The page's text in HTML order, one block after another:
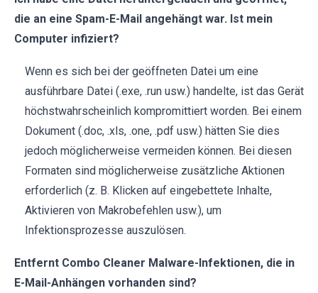
die an eine Spam-E-Mail angehängt war. Ist mein
Computer infiziert?
Wenn es sich bei der geöffneten Datei um eine
ausführbare Datei (.exe, .run usw.) handelte, ist das Gerät
höchstwahrscheinlich kompromittiert worden. Bei einem
Dokument (.doc, .xls, .one, .pdf usw.) hätten Sie dies
jedoch möglicherweise vermeiden können. Bei diesen
Formaten sind möglicherweise zusätzliche Aktionen
erforderlich (z. B. Klicken auf eingebettete Inhalte,
Aktivieren von Makrobefehlen usw.), um
Infektionsprozesse auszulösen.
Entfernt Combo Cleaner Malware-Infektionen, die in
E-Mail-Anhängen vorhanden sind?